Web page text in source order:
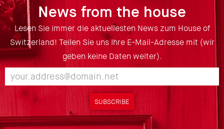
News from the house
Lesen Sie immer die aktuellesten News zum House of
Switzerland! Teilen Sie uns Ihre E-Mail-Adresse mit (wir
geben keine Daten weiter).
SUBSCRIBE